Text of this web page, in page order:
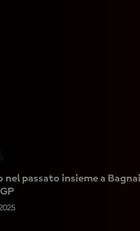
nel passato insieme a